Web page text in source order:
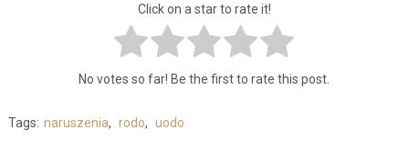
Click on a star to rate it!
No votes so far! Be the first to rate this post.
Tags: naruszenia, rodo, uodo